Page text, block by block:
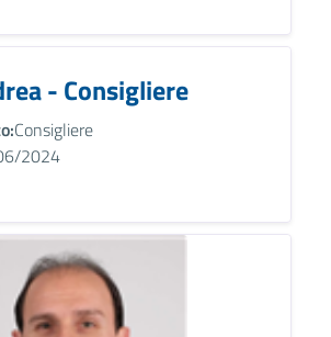
- Consigliere
Consigliere
2024